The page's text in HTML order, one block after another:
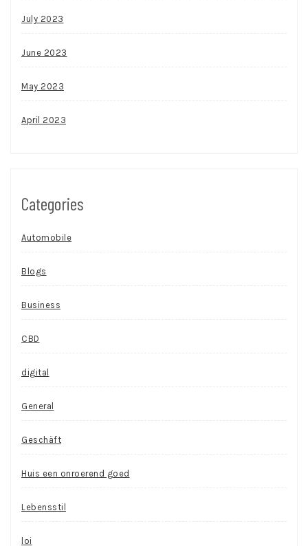
July 2023
June 2023
May 2023
April 2023
Categories
Automobile
Blogs
Business
CBD
digital
General
Geschäft
Huis een onroerend goed
Lebensstil
loi